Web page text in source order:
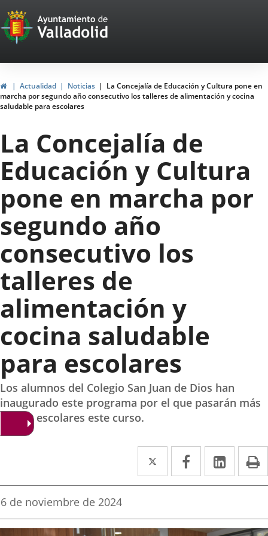
Portal
Web
del
Ayuntamiento
de
Valladolid
InicioActualidad Noticias
La Concejalía de Educación y Cultura pone en
marcha por segundo año consecutivo los talleres de alimentación y cocina
saludable para escolares
La Concejalía de
Educación y Cultura
pone en marcha por
segundo año
consecutivo los
talleres de
alimentación y
cocina saludable
para escolares
Los alumnos del Colegio San Juan de Dios han
inaugurado este programa por el que pasarán más
de 600 escolares este curso.
Twitter
Enlace
a
aplicación
Facebook
Enlace
a
aplicación
Enlace
a
Fecha
la
6 de noviembre de 2024